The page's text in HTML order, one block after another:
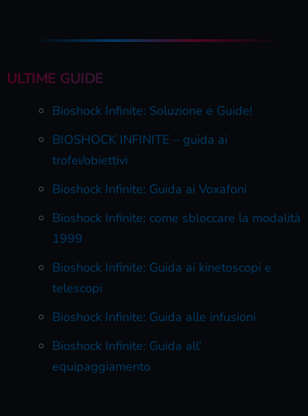
ULTIME GUIDE
Bioshock Infinite: Soluzione e Guide!
BIOSHOCK INFINITE – guida ai
trofei/obiettivi
Bioshock Infinite: Guida ai Voxafoni
Bioshock Infinite: come sbloccare la modalità
1999
Bioshock Infinite: Guida ai kinetoscopi e
telescopi
Bioshock Infinite: Guida alle infusioni
Bioshock Infinite: Guida all’
equipaggiamento